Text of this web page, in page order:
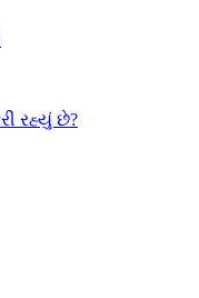
રહ્યું છે?